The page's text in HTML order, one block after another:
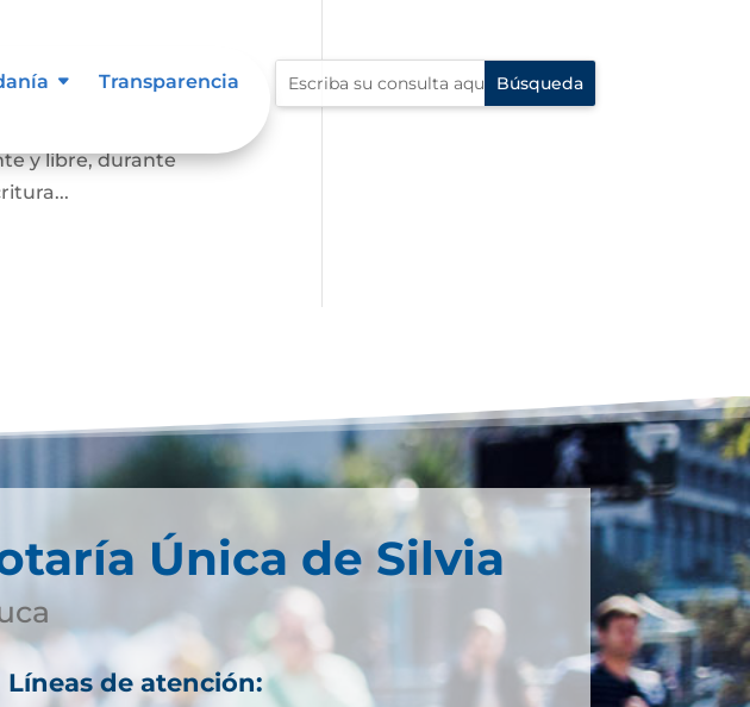
Transparencia
personas que, sin
y libre, durante
Única de Silvia
Líneas de atención: